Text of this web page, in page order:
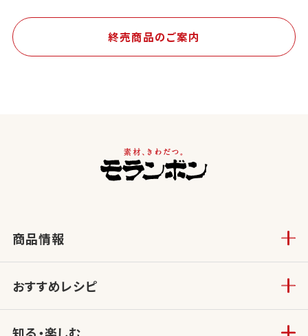
終売商品のご案内
商品情報
おすすめレシピ